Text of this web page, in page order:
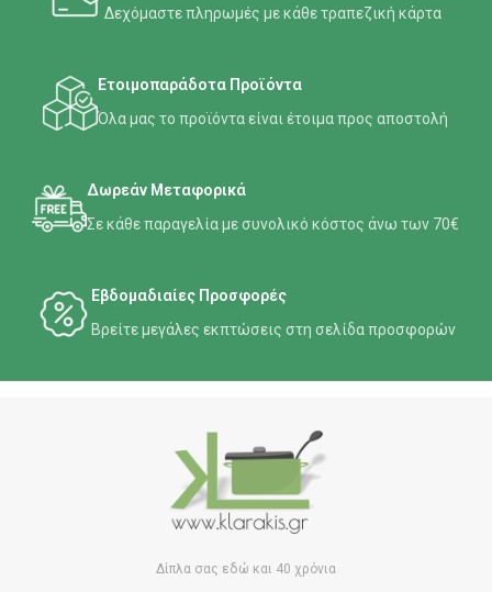
Δεχόμαστε πληρωμές με κάθε τραπεζική κάρτα
Ετοιμοπαράδοτα Προϊόντα
Όλα μας το προϊόντα είναι έτοιμα προς αποστολή
Δωρεάν Μεταφορικά
Σε κάθε παραγελία με συνολικό κόστος άνω των 70€
Εβδομαδιαίες Προσφορές
Βρείτε μεγάλες εκπτώσεις στη σελίδα προσφορών
Δίπλα σας εδώ και 40 χρόνια